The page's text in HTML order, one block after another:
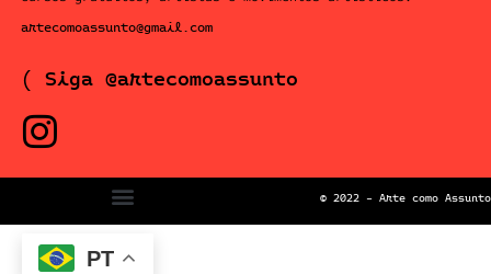
artecomoassunto@gmail.com
( Siga @artecomoassunto
© 2022 – Arte como Assunto
PT